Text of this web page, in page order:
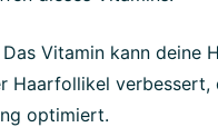
Das Vitamin kann deine
Haarfollikel
optimiert.